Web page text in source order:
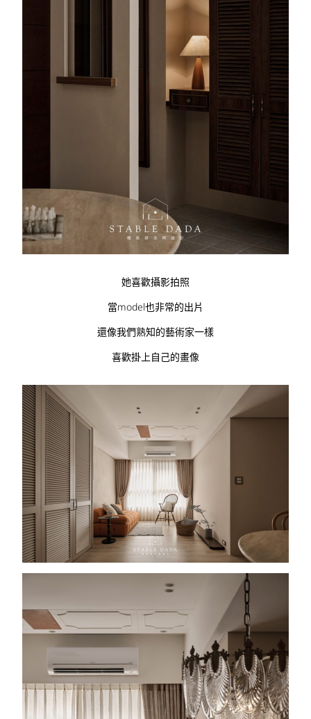
她喜歡攝影拍照
當model也非常的出片
還像我們熟知的藝術家一樣
喜歡掛上自己的畫像